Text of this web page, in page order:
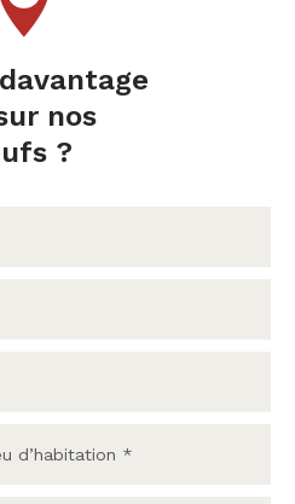
nos
?